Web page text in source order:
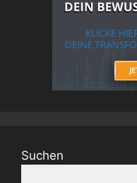
Suchen